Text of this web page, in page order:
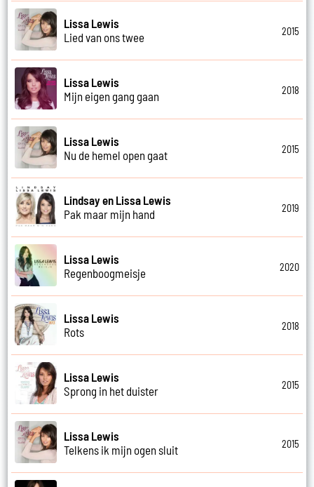
Lissa Lewis
Lied van ons twee
2015
Lissa Lewis
Mijn eigen gang gaan
2018
Lissa Lewis
Nu de hemel open gaat
2015
Lindsay en Lissa Lewis
Pak maar mijn hand
2019
Lissa Lewis
Regenboogmeisje
2020
Lissa Lewis
Rots
2018
Lissa Lewis
Sprong in het duister
2015
Lissa Lewis
Telkens ik mijn ogen sluit
2015